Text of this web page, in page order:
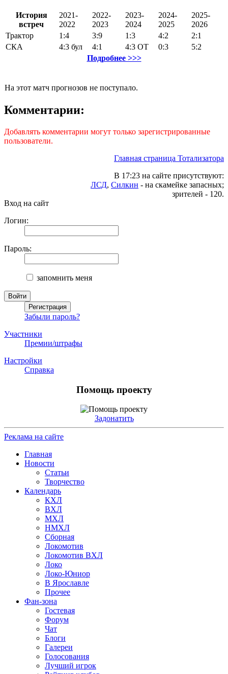
История
встреч
2021-
2022
2022-
2023
2023-
2024
2024-
2025
2025-
2026
Трактор
1:4 3:9 1:3 4:2
2:1
СКА
4:3 бул 4:1 4:3 ОТ 0:3
5:2
Подробнее >>>
На этот матч прогнозов не поступало.
Комментарии:
Добавлять комментарии могут только зарегистрированные
пользователи.
Главная страница Тотализатора
В 17:23 на сайте присутствуют:
ЛСД, Силкин - на скамейке запасных;
зрителей - 120.
Вход на сайт
Логин:
Пароль:
запомнить меня
Забыли пароль?
Участники
Премии/штрафы
Настройки
Справка
Помощь проекту
Задонатить
Реклама на сайте
Главная
Новости
Статьи
Творчество
Календарь
КХЛ
ВХЛ
МХЛ
НМХЛ
Сборная
Локомотив
Локомотив ВХЛ
Локо
Локо-Юниор
В Ярославле
Прочее
Фан-зона
Гостевая
Форум
Чат
Блоги
Галереи
Голосования
Лучший игрок